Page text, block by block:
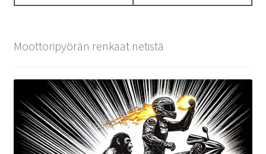
Moottoripyörän renkaat netistä